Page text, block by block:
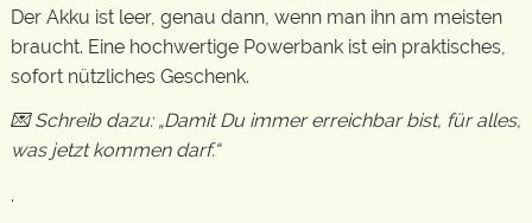
Der Akku ist leer, genau dann, wenn man ihn am meisten
braucht. Eine hochwertige Powerbank ist ein praktisches,
sofort nützliches Geschenk.
💌 Schreib dazu: „Damit Du immer erreichbar bist, für alles,
was jetzt kommen darf.“
.